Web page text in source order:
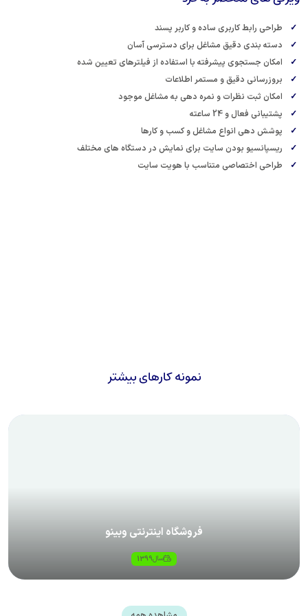
ساده و کاربر پسند
مشاغل برای دسترسی آسان
با استفاده از فیلترهای تعیین شده
و مستمر اطلاعات
و نمره دهی به مشاغل موجود
مشاغل و کسب و کارها
سایت برای نمایش در دستگاه های مختلف
متناسب با هویت سایت
نمونه کارهای بیشتر
فروشگاه اینترنتی وبینو